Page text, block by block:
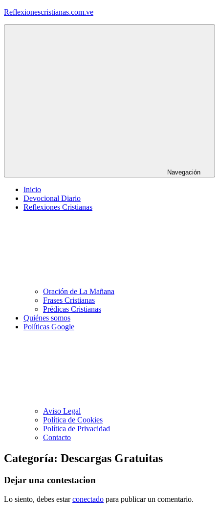
Saltar
Reflexionescristianas.com.ve
Navegación
Inicio
Devocional Diario
Reflexiones Cristianas
Oración de La Mañana
Frases Cristianas
Prédicas Cristianas
Quiénes somos
Políticas Google
Aviso Legal
Política de Cookies
Política de Privacidad
Contacto
Categoría: Descargas Gratuitas
Dejar una contestacion
Lo siento, debes estarconectado para publicar un comentario.